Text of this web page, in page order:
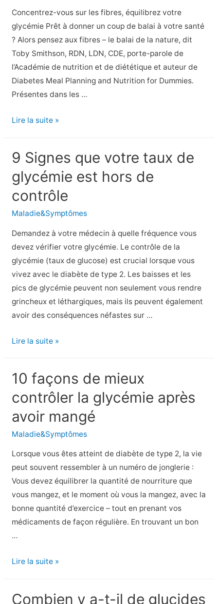
connaître
(photos)
Concentrez-vous sur les fibres, équilibrez votre
glycémie Prêt à donner un coup de balai à votre santé
? Alors pensez aux fibres – le balai de la nature, dit
Toby Smithson, RDN, LDN, CDE, porte-parole de
l’Académie de nutrition et de diététique et auteur de
Diabetes Meal Planning and Nutrition for Dummies.
Présentes dans les …
10
en
fibres
pour
votre
régime
diabétique
Lire la suite »
9 Signes que votre taux de
glycémie est hors de
contrôle
Maladie&Symptômes
Demandez à votre médecin à quelle fréquence vous
devez vérifier votre glycémie. Le contrôle de la
glycémie (taux de glucose) est crucial lorsque vous
vivez avec le diabète de type 2. Les baisses et les
pics de glycémie peuvent non seulement vous rendre
grincheux et léthargiques, mais ils peuvent également
avoir des conséquences néfastes sur …
9
votre
taux
glycémie
est
hors
contrôle
Lire la suite »
10 façons de mieux
contrôler la glycémie après
avoir mangé
Maladie&Symptômes
Lorsque vous êtes atteint de diabète de type 2, la vie
peut souvent ressembler à un numéro de jonglerie :
Vous devez équilibrer la quantité de nourriture que
vous mangez, et le moment où vous la mangez, avec la
bonne quantité d’exercice – tout en prenant vos
médicaments de façon régulière. En trouvant un bon
…
10
mieux
Lire la suite »
Combien y a-t-il de glucides